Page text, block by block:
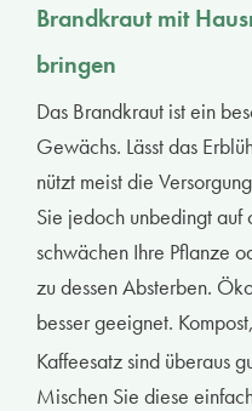
Brandkraut mit
bringen
Das Brandkraut ist ein
Gewächs. Lässt das
nützt meist die
Sie jedoch unbedingt auf
schwächen Ihre Pflanze
zu dessen Absterben.
besser geeignet. Kompost,
Kaffeesatz sind überaus
Mischen Sie diese